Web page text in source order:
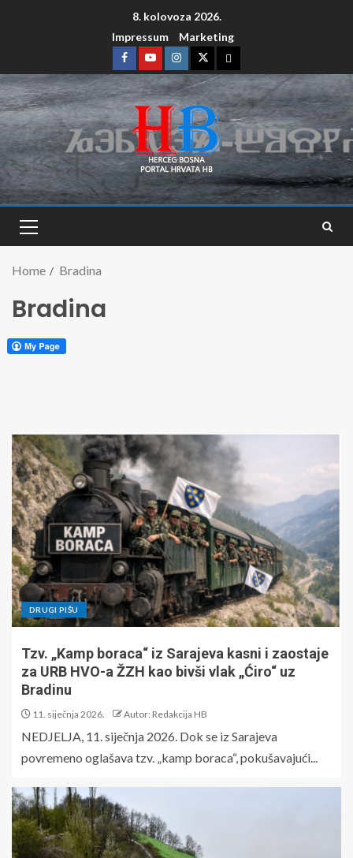
8. kolovoza 2026.
Impressum
Marketing
Home Bradina
Bradina
DRUGI PIŠU
Tzv. „Kamp boraca“ iz Sarajeva kasni i zaostaje
za URB HVO-a ŽZH kao bivši vlak „Ćiro“ uz
Bradinu
11. siječnja 2026. Autor: Redakcija HB
NEDJELJA, 11. siječnja 2026. Dok se iz Sarajeva
povremeno oglašava tzv. „kamp boraca“, pokušavajući...